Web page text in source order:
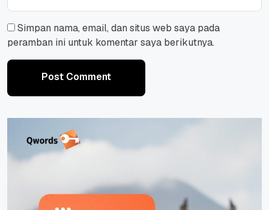
Simpan nama, email, dan situs web saya pada
peramban ini untuk komentar saya berikutnya.
Post Comment